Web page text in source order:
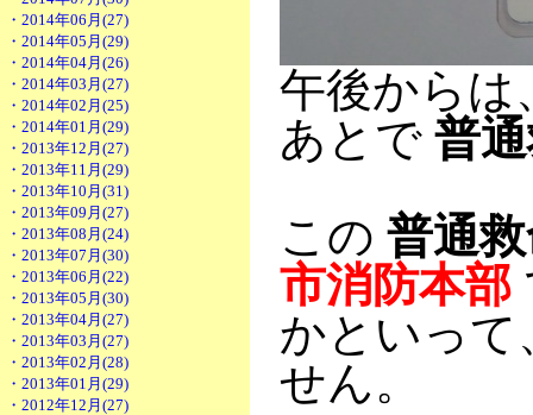
・2014年06月(27)
・2014年05月(29)
・2014年04月(26)
・2014年03月(27)
・2014年02月(25)
・2014年01月(29)
・2013年12月(27)
・2013年11月(29)
・2013年10月(31)
・2013年09月(27)
・2013年08月(24)
・2013年07月(30)
・2013年06月(22)
・2013年05月(30)
・2013年04月(27)
・2013年03月(27)
・2013年02月(28)
・2013年01月(29)
・2012年12月(27)
午後からは
あとで 普
この 普通
市消防本部
かといって
せん。